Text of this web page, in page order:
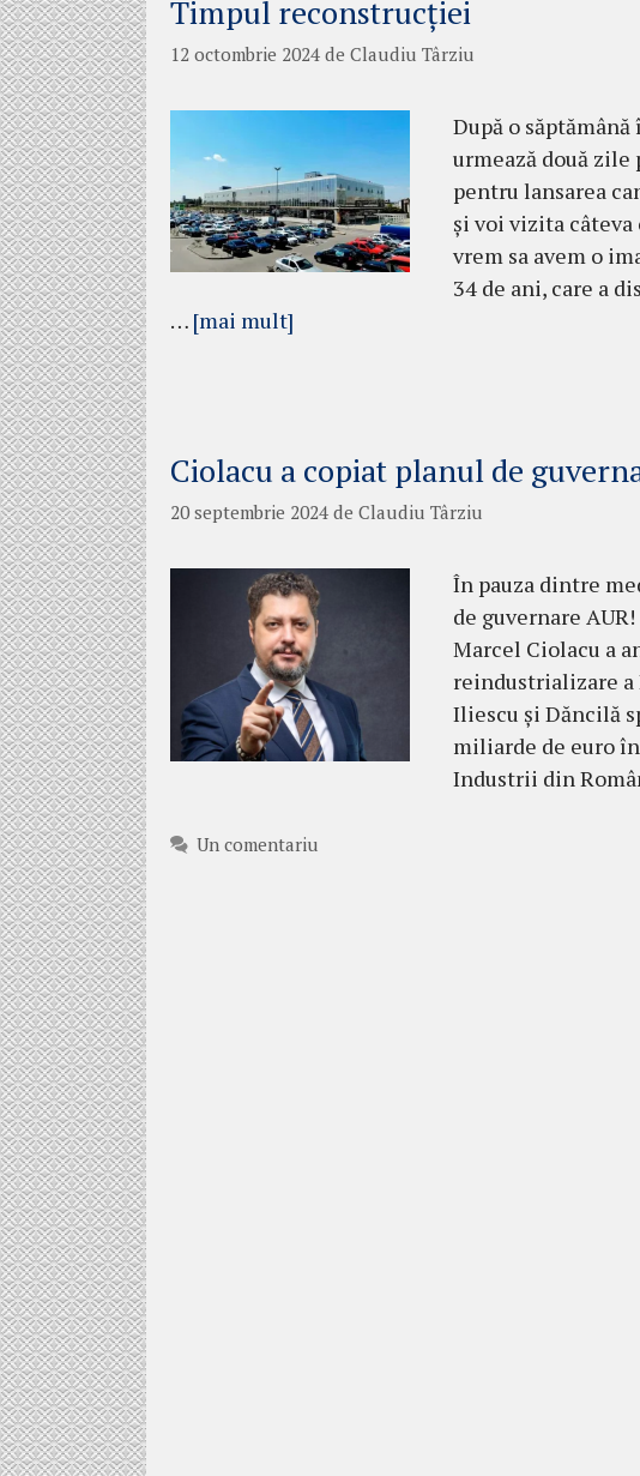
Timpul reconstrucției
12 octombrie 2024 de Claudiu Târziu
După o
urmează două
pentru lansarea
și voi vizita
vrem sa avem o
34 de ani, care a
… [mai mult]
Ciolacu a copiat planul de
20 septembrie 2024 de Claudiu Târziu
În pauza dintre
de guvernare
Marcel Ciolacu a
reindustrializare a
Iliescu și Dăncilă
miliarde de euro
Industrii din
Un comentariu